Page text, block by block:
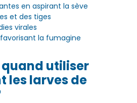
en aspirant la sève
et des tiges
virales
la fumagine
utiliser
les larves de